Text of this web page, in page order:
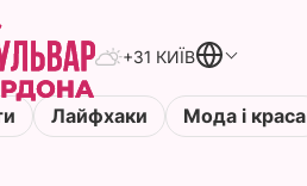
+31 КИЇВ
Лайфхаки Мода і краса